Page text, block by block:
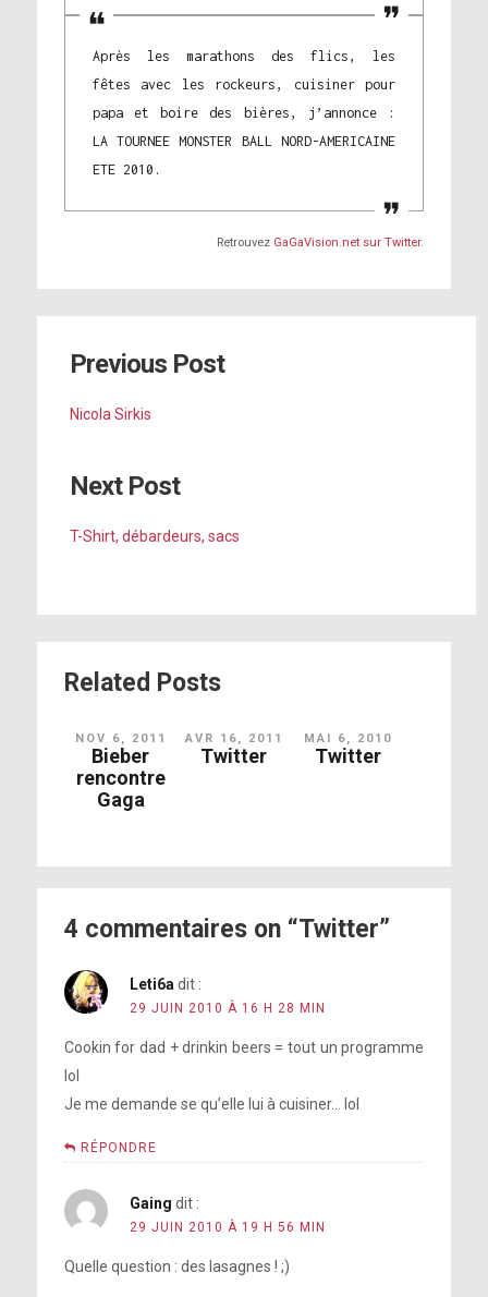
Après les marathons des flics, les
fêtes avec les rockeurs, cuisiner pour
papa et boire des bières, j’annonce :
LA TOURNEE MONSTER BALL NORD-AMERICAINE
ETE 2010.
Retrouvez GaGaVision.net sur Twitter.
Previous Post
Nicola Sirkis
Next Post
T-Shirt, débardeurs, sacs
Related Posts
NOV 6, 2011
Bieber
rencontre
Gaga
AVR 16, 2011
Twitter
MAI 6, 2010
Twitter
4 commentaires on “Twitter”
Leti6a dit :
29 JUIN 2010 À 16 H 28 MIN
Cookin for dad + drinkin beers = tout un programme
lol
Je me demande se qu’elle lui à cuisiner… lol
RÉPONDRE
Gaing dit :
29 JUIN 2010 À 19 H 56 MIN
Quelle question : des lasagnes ! ;)